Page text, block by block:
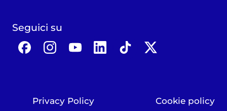
Seguici su
Privacy Policy Cookie policy